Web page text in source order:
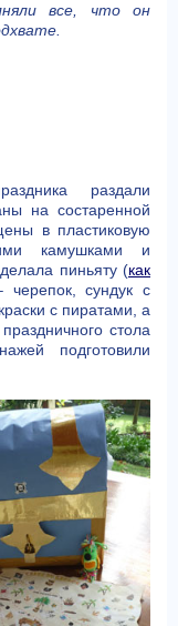
все, что он
раздали
на состаренной
в пластиковую
камушками и
пиньяту (как
черепок, сундук с
с пиратами, а
стола
подготовили